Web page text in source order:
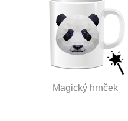
Magický hrnček